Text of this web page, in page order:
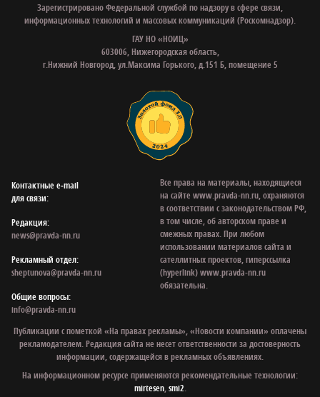
Зарегистрировано Федеральной службой по надзору в сфере связи,
информационных технологий и массовых коммуникаций (Роскомнадзор).
ГАУ НО «НОИЦ»
603006, Нижегородская область,
г.Нижний Новгород, ул.Максима Горького, д.151 Б, помещение 5
Контактные e‑mail
для связи:
Редакция:
news@pravda-nn.ru
Рекламный отдел:
sheptunova@pravda-nn.ru
Общие вопросы:
info@pravda-nn.ru
Все права на материалы, находящиеся
на сайте www.pravda-nn.ru, охраняются
в соответствии с законодательством РФ,
в том числе, об авторском праве и
смежных правах. При любом
использовании материалов сайта и
сателлитных проектов, гиперссылка
(hyperlink) www.pravda-nn.ru
обязательна.
Публикации с пометкой «На правах рекламы», «Новости компании» оплачены
рекламодателем. Редакция сайта не несет ответственности за достоверность
информации, содержащейся в рекламных объявлениях.
На информационном ресурсе применяются рекомендательные технологии:
mirtesen,smi2.